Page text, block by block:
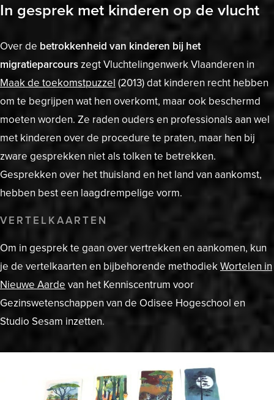
In gesprek met kinderen op de vlucht
Over de betrokkenheid van kinderen bij het
migratieparcourszegt Vluchtelingenwerk Vlaanderen in
Maak de toekomstpuzzel (2013) dat kinderen recht hebben
om te begrijpen wat hen overkomt, maar ook beschermd
moeten worden. Ze raden ouders en professionals aan wel
met kinderen over de procedure te praten, maar hen bij
zware gesprekken niet als tolken te betrekken.
Gesprekken over het thuisland en het land van aankomst,
hebben best een laagdrempelige vorm.
VERTELKAARTEN
Om in gesprek te gaan over vertrekken en aankomen, kun
je de vertelkaarten en bijbehorende methodiekWortelen in
Nieuwe Aarde van het Kenniscentrum voor
Gezinswetenschappen van de Odisee Hogeschool en
Studio Sesam inzetten.